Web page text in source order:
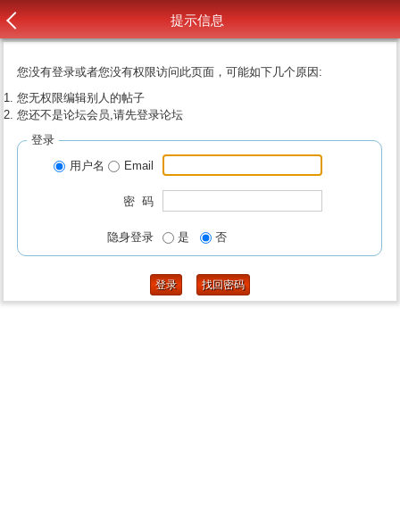
提示信息
您没有登录或者您没有权限访问此页面，可能如下几个原因:
您无权限编辑别人的帖子
您还不是论坛会员,请先登录论坛
登录
用户名
Email
密 码
隐身登录 是 否